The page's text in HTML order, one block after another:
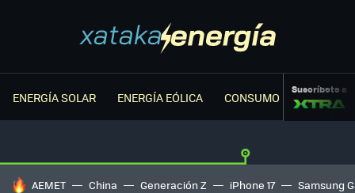
ENERGÍA SOLAR ENERGÍA EÓLICA CONSUMO ENERGÉTICO
Suscríbete a
HOY SE HABLA DE
AEMET China Generación Z iPhone 17 Samsung